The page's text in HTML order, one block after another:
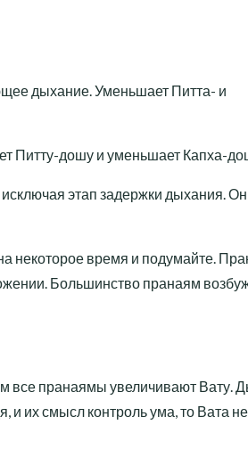
дыхание. Уменьшает Питта- и
Питту-дошу и уменьшает Капха-
этап задержки дыхания. Он
некоторое время и подумайте.
Большинство пранаям
все пранаямы увеличивают Вату.
и их смысл контроль ума, то Вата не